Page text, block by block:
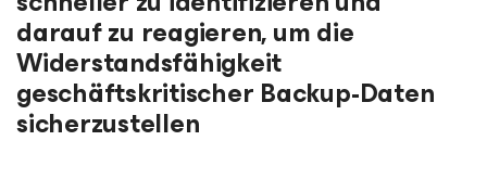
darauf zu reagieren, um die
Widerstandsfähigkeit
geschäftskritischer Backup-Daten
sicherzustellen